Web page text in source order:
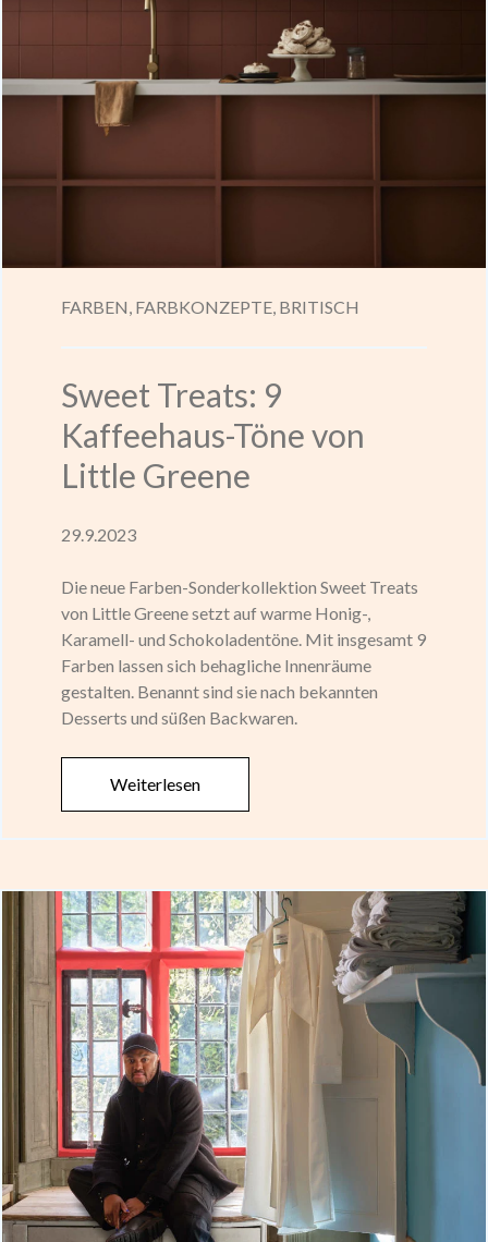
FARBEN, FARBKONZEPTE, BRITISCH
Sweet Treats: 9
Kaffeehaus-Töne von
Little Greene
29.9.2023
Die neue Farben-Sonderkollektion Sweet Treats
von Little Greene setzt auf warme Honig-,
Karamell- und Schokoladentöne. Mit insgesamt 9
Farben lassen sich behagliche Innenräume
gestalten. Benannt sind sie nach bekannten
Desserts und süßen Backwaren.
Weiterlesen